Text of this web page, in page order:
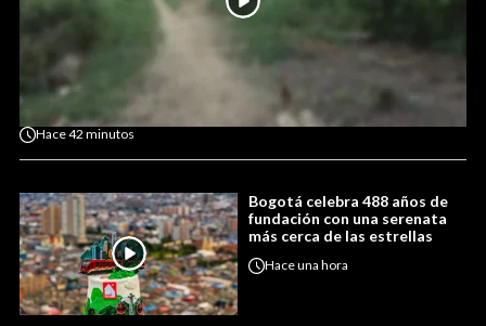
Hace42 minutos
Bogotá celebra 488 años de
fundación con una serenata
más cerca de las estrellas
Haceuna hora